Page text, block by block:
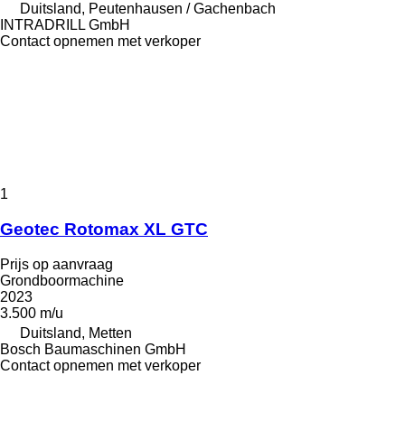
Duitsland, Peutenhausen / Gachenbach
INTRADRILL GmbH
Contact opnemen met verkoper
1
Geotec Rotomax XL GTC
Prijs op aanvraag
Grondboormachine
2023
3.500 m/u
Duitsland, Metten
Bosch Baumaschinen GmbH
Contact opnemen met verkoper